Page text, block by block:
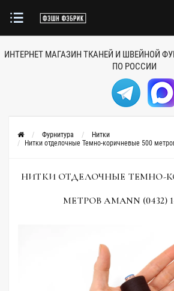
ИНТЕРНЕТ МАГАЗИН ТКАНЕЙ И ШВЕЙНОЙ
ПО РОССИИ
Фурнитура
Нитки
Нитки отделочные Темно-коричневые 500
НИТКИ ОТДЕЛОЧНЫЕ ТЕМНО-
МЕТРОВ AMANN (0432)